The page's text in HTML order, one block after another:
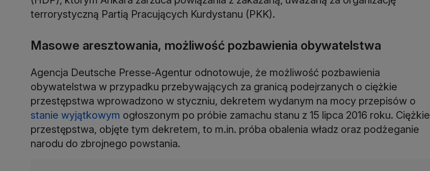
terrorystyczną Partią Pracujących Kurdystanu (PKK).
Masowe aresztowania, możliwość pozbawienia obywatelstwa
Agencja Deutsche Presse-Agentur odnotowuje, że możliwość pozbawienia
obywatelstwa w przypadku przebywających za granicą podejrzanych o ciężkie
przestępstwa wprowadzono w styczniu, dekretem wydanym na mocy przepisów o
stanie wyjątkowym ogłoszonym po próbie zamachu stanu z 15 lipca 2016 roku. Ciężkie
przestępstwa, objęte tym dekretem, to m.in. próba obalenia władz oraz podżeganie
narodu do zbrojnego powstania.